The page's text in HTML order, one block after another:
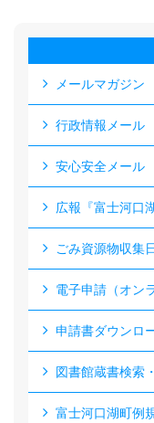
メールマガジン
行政情報メール
安心安全メール
広報『富士河口湖
ごみ資源物収集
電子申請（オン
申請書ダウンロ
図書館蔵書検索
富士河口湖町例